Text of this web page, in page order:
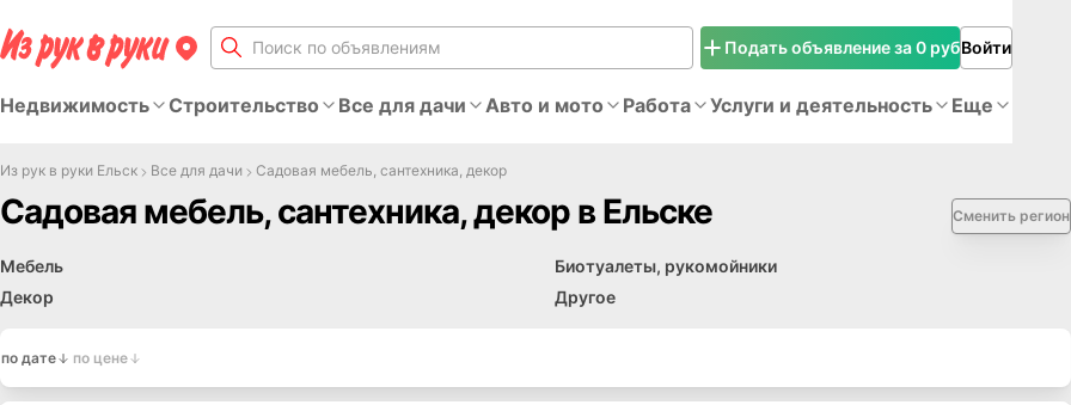
Подать объявление за 0 рубВойти
Недвижимость Строительство Все для дачи Авто и мото Работа Услуги и деятельность Еще
Из рук в руки Ельск Все для дачи Садовая мебель, сантехника, декор
Садовая мебель, сантехника, декор в Ельске Сменить регион
Мебель
Биотуалеты, рукомойники
Декор
Другое
по дате по цене